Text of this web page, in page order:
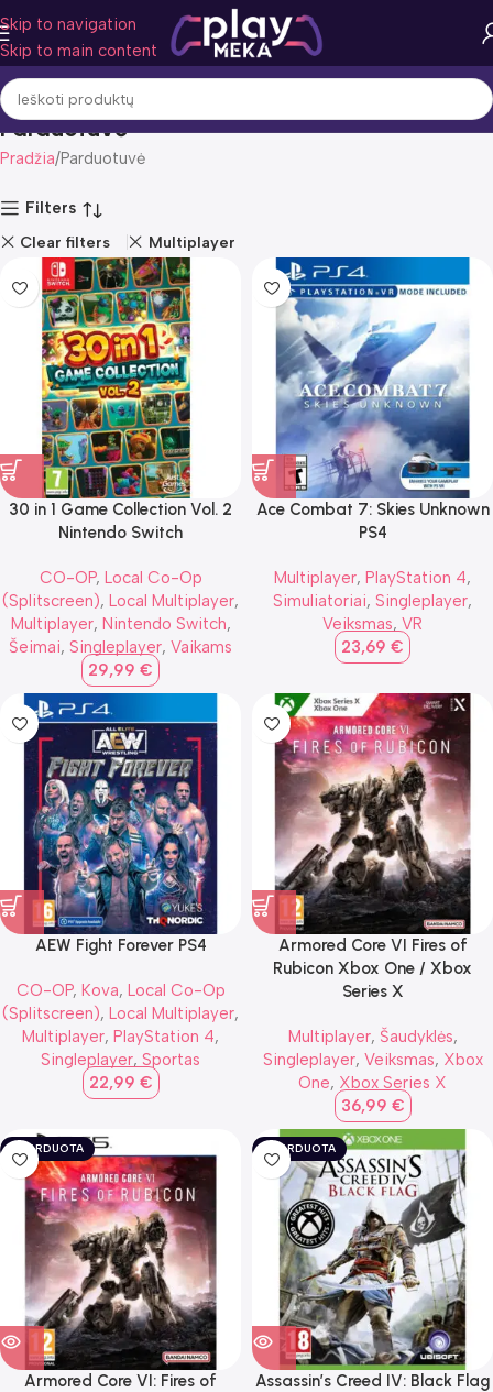
Skip to navigation
Skip to main content
Parduotuvė
Pradžia Parduotuvė
Filters
Clear filters
Multiplayer
30 in 1 Game Collection Vol. 2
Nintendo Switch
CO-OP, Local Co-Op
(Splitscreen), Local Multiplayer,
Multiplayer, Nintendo Switch,
Šeimai, Singleplayer, Vaikams
29,99 €
Ace Combat 7: Skies Unknown
PS4
Multiplayer, PlayStation 4,
Simuliatoriai, Singleplayer,
Veiksmas, VR
23,69 €
AEW Fight Forever PS4
CO-OP, Kova, Local Co-Op
(Splitscreen), Local Multiplayer,
Multiplayer, PlayStation 4,
Singleplayer, Sportas
22,99 €
Armored Core VI Fires of
Rubicon Xbox One / Xbox
Series X
Multiplayer, Šaudyklės,
Singleplayer, Veiksmas, Xbox
One, Xbox Series X
36,99 €
IŠPARDUOTA
Armored Core VI: Fires of
IŠPARDUOTA
Assassin’s Creed IV: Black Flag